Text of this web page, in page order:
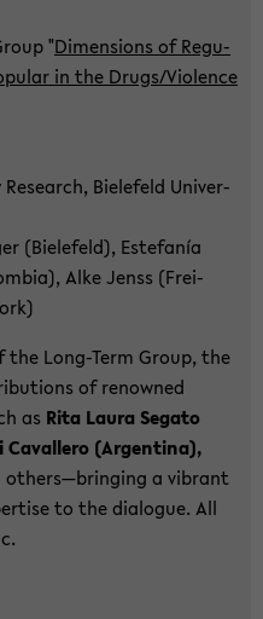
"Di­men­si­ons of Re­gu­
in the Drugs/Vio­lence
Bie­le­feld Uni­ver­
(Bie­le­feld), Es­te­fanía
Alke Jenss (Frei­
Long-​Term Group, the
of re­now­ned
as Rita Laura Se­ga­to
Ca­val­le­ro (Ar­gen­ti­na),
others—brin­ging a vi­brant
to the dia­lo­gue. All